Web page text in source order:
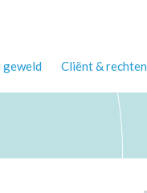
geweld Cliënt & rechten